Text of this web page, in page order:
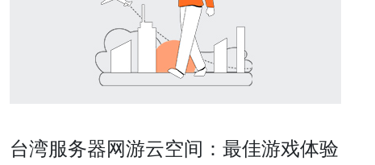
台湾服务器网游云空间：最佳游戏体验